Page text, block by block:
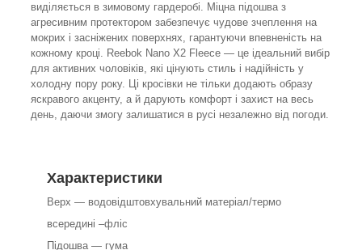
виділяється в зимовому гардеробі. Міцна підошва з
агресивним протектором забезпечує чудове зчеплення на
мокрих і засніжених поверхнях, гарантуючи впевненість на
кожному кроці. Reebok Nano X2 Fleece — це ідеальний вибір
для активних чоловіків, які цінують стиль і надійність у
холодну пору року. Ці кросівки не тільки додають образу
яскравого акценту, а й дарують комфорт і захист на весь
день, даючи змогу залишатися в русі незалежно від погоди.
Характеристики
Верх — водовідштовхувальний матеріал/термо
всередині –фліс
Підошва — гума